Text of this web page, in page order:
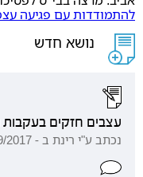
להתמודדות עם פגיעה
נושא חדש
עצבים חזקים
נכתב ע"י רינת ב - 02/09/2017 17:19:51